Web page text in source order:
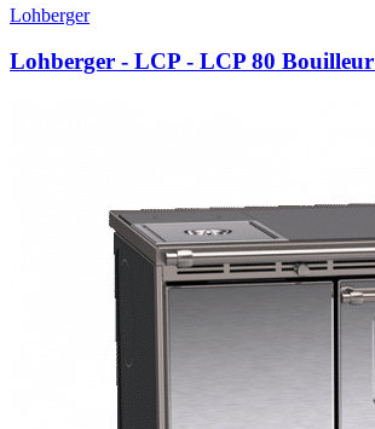
Lohberger
Lohberger - LCP - LCP 80 Bouilleur